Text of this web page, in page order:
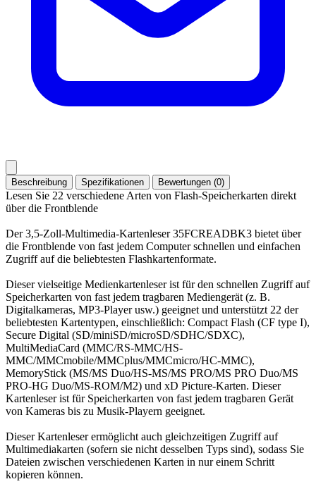
Beschreibung Spezifikationen Bewertungen (0)
Lesen Sie 22 verschiedene Arten von Flash-Speicherkarten direkt
über die Frontblende
Der 3,5-Zoll-Multimedia-Kartenleser 35FCREADBK3 bietet über
die Frontblende von fast jedem Computer schnellen und einfachen
Zugriff auf die beliebtesten Flashkartenformate.
Dieser vielseitige Medienkartenleser ist für den schnellen Zugriff auf
Speicherkarten von fast jedem tragbaren Mediengerät (z. B.
Digitalkameras, MP3-Player usw.) geeignet und unterstützt 22 der
beliebtesten Kartentypen, einschließlich: Compact Flash (CF type I),
Secure Digital (SD/miniSD/microSD/SDHC/SDXC),
MultiMediaCard (MMC/RS-MMC/HS-
MMC/MMCmobile/MMCplus/MMCmicro/HC-MMC),
MemoryStick (MS/MS Duo/HS-MS/MS PRO/MS PRO Duo/MS
PRO-HG Duo/MS-ROM/M2) und xD Picture-Karten. Dieser
Kartenleser ist für Speicherkarten von fast jedem tragbaren Gerät
von Kameras bis zu Musik-Playern geeignet.
Dieser Kartenleser ermöglicht auch gleichzeitigen Zugriff auf
Multimediakarten (sofern sie nicht desselben Typs sind), sodass Sie
Dateien zwischen verschiedenen Karten in nur einem Schritt
kopieren können.